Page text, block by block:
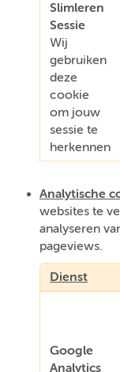
Slimleren
Sessie
Wij
gebruiken
deze
cookie
om jouw
sessie te
herkennen
Analytische
websites te
analyseren
pageviews.
Dienst
Google
Analytics